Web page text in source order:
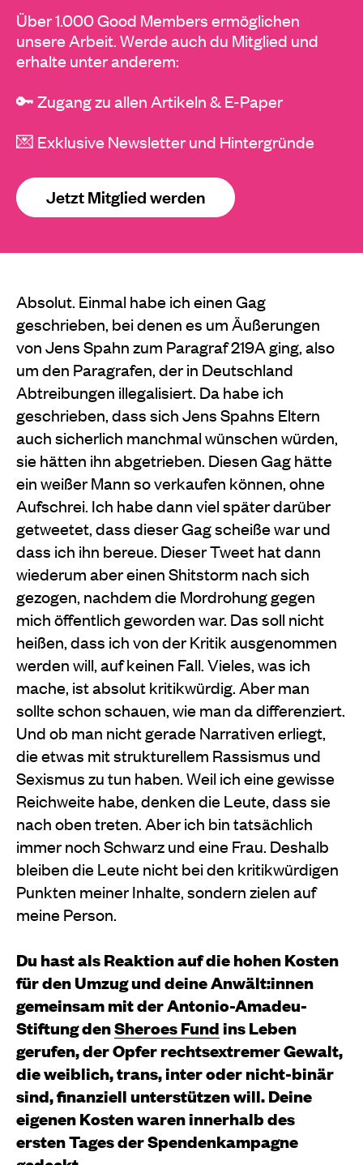
Über 1.000 Good Members ermöglichen
unsere Arbeit. Werde auch du Mitglied und
erhalte unter anderem:
🔑 Zugang zu allen Artikeln & E-Paper
💌 Exklusive Newsletter und Hintergründe
Jetzt Mitglied werden
Absolut. Einmal habe ich einen Gag
geschrieben, bei denen es um Äußerungen
von Jens Spahn zum Paragraf 219A ging, also
um den Paragrafen, der in Deutschland
Abtreibungen illegalisiert. Da habe ich
geschrieben, dass sich Jens Spahns Eltern
auch sicherlich manchmal wünschen würden,
sie hätten ihn abgetrieben. Diesen Gag hätte
ein weißer Mann so verkaufen können, ohne
Aufschrei. Ich habe dann viel später darüber
getweetet, dass dieser Gag scheiße war und
dass ich ihn bereue. Dieser Tweet hat dann
wiederum aber einen Shitstorm nach sich
gezogen, nachdem die Mordrohung gegen
mich öffentlich geworden war. Das soll nicht
heißen, dass ich von der Kritik ausgenommen
werden will, auf keinen Fall. Vieles, was ich
mache, ist absolut kritikwürdig. Aber man
sollte schon schauen, wie man da differenziert.
Und ob man nicht gerade Narrativen erliegt,
die etwas mit strukturellem Rassismus und
Sexismus zu tun haben. Weil ich eine gewisse
Reichweite habe, denken die Leute, dass sie
nach oben treten. Aber ich bin tatsächlich
immer noch Schwarz und eine Frau. Deshalb
bleiben die Leute nicht bei den kritikwürdigen
Punkten meiner Inhalte, sondern zielen auf
meine Person.
Du hast als Reaktion auf die hohen Kosten
für den Umzug und deine Anwält:innen
gemeinsam mit der Antonio-Amadeu-
Stiftung denSheroes Fund ins Leben
gerufen, der Opfer rechtsextremer Gewalt,
die weiblich, trans, inter oder nicht-binär
sind, finanziell unterstützen will. Deine
eigenen Kosten waren innerhalb des
ersten Tages der Spendenkampagne